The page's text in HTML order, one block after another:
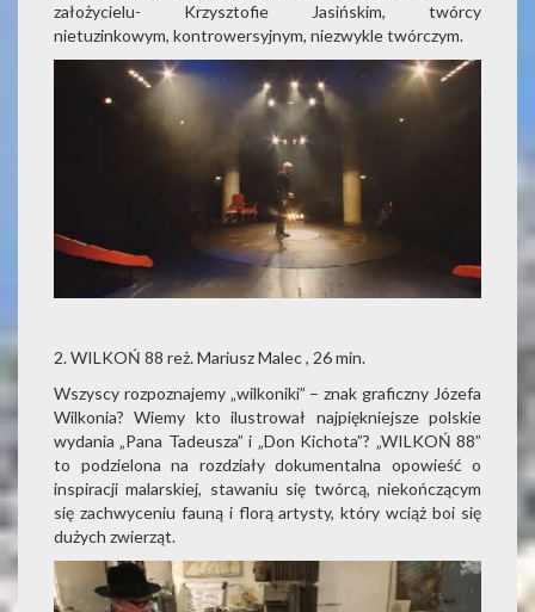
założycielu- Krzysztofie Jasińskim, twórcy
nietuzinkowym, kontrowersyjnym, niezwykle twórczym.
2. WILKOŃ 88 reż. Mariusz Malec , 26 min.
Wszyscy rozpoznajemy „wilkoniki” – znak graficzny Józefa
Wilkonia? Wiemy kto ilustrował najpiękniejsze polskie
wydania „Pana Tadeusza” i „Don Kichota”? „WILKOŃ 88”
to podzielona na rozdziały dokumentalna opowieść o
inspiracji malarskiej, stawaniu się twórcą, niekończącym
się zachwyceniu fauną i florą artysty, który wciąż boi się
dużych zwierząt.